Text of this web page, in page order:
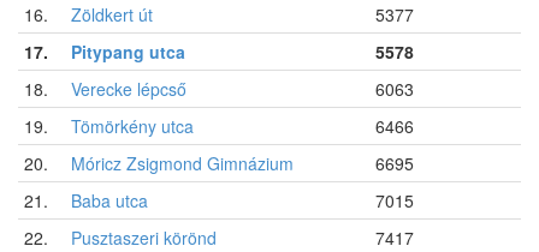
16.
Zöldkert út
5377
17.
Pitypang utca
5578
18.
Verecke lépcső
6063
19.
Tömörkény utca
6466
20.
Móricz Zsigmond Gimnázium
6695
21.
Baba utca
7015
22.
Pusztaszeri körönd
7417